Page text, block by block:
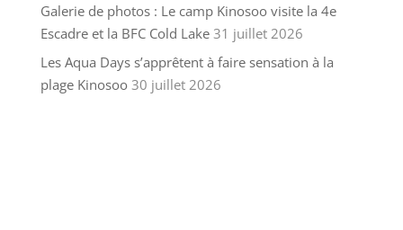
Galerie de photos : Le camp Kinosoo visite la 4e
Escadre et la BFC Cold Lake 31 juillet 2026
Les Aqua Days s’apprêtent à faire sensation à la
plage Kinosoo 30 juillet 2026